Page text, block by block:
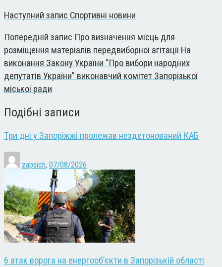
Наступний запис Спортивні новини
Попередній запис Про визначення місць для
розміщення матеріалів передвиборної агітації На
виконання Закону України “Про вибори народних
депутатів України” виконавчий комітет Запорізької
міської ради
Подібні записи
Три дні у Запоріжжі пролежав нездетонований КАБ
zapsich, 07/08/2026
6 атак ворога на енергооб’єкти в Запорізькій області